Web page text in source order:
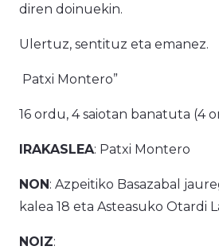
diren doinuekin.
Ulertuz, sentituz eta emanez.
Patxi Montero”
16 ordu, 4 saiotan banatuta (4
IRAKASLEA: Patxi Montero
NON: Azpeitiko Basazabal
kalea 18 eta Asteasuko Otardi
NOIZ: